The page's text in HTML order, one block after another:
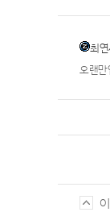
최
오랜만